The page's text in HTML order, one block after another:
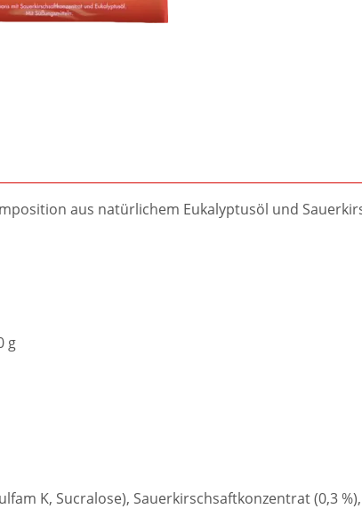
aus natürlichem Eukalyptusöl und
g
K, Sucralose), Sauerkirschsaftkonzentrat (0,3